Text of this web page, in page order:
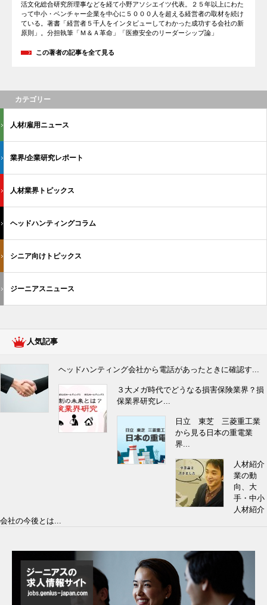
活文化総合研究所理事などを経て小野アソシエイツ代表。２５年以上にわた
って中小・ベンチャー企業を中心に５０００人を超える経営者の取材を続け
ている。著書「経営者５千人をインタビューしてわかった成功する会社の新
原則」。分担執筆「Ｍ＆Ａ革命」「医療安全のリーダーシップ論」
この著者の記事を全て見る
カテゴリー
人材/雇用ニュース
業界/企業研究レポート
人材業界トピックス
ヘッドハンティングコラム
シニア向けトピックス
ジーニアスニュース
人気記事
ヘッドハンティング会社から電話があったときに確認す...
３大メガ時代でどうなる損害保険業界？損
保業界研究レ...
日立 東芝 三菱重工業
から見る日本の重電業
界...
人材紹介
業の動
向、大
手・中小
人材紹介
会社の今後とは...